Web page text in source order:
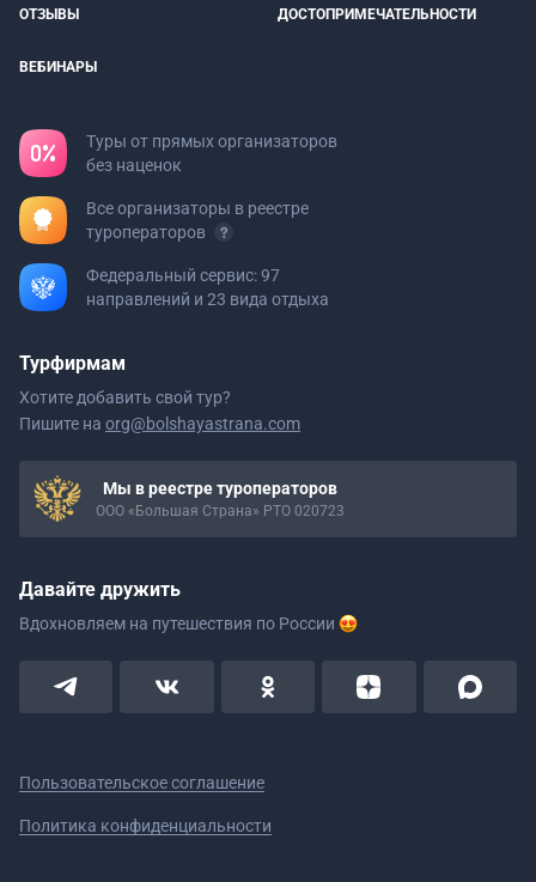
ОТЗЫВЫ ДОСТОПРИМЕЧАТЕЛЬНОСТИ
ВЕБИНАРЫ
Туры от прямых организаторов
без наценок
Все организаторы в реестре
туроператоров
Федеральный сервис: 97
направлений и 23 вида отдыха
Турфирмам
Хотите добавить свой тур?
Пишите на org@bolshayastrana.com
Мы в реестре туроператоров
ООО «Большая Страна» РТО 020723
Давайте дружить
Вдохновляем на путешествия по России
Пользовательское соглашение
Политика конфиденциальности